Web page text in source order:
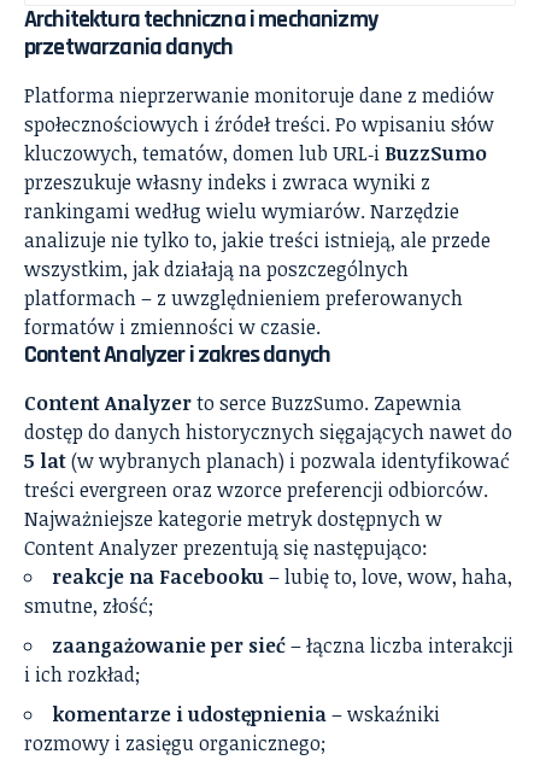
Architektura techniczna i mechanizmy
przetwarzania danych
Platforma nieprzerwanie monitoruje dane z mediów
społecznościowych i źródeł treści. Po wpisaniu słów
kluczowych, tematów, domen lub URL‑i BuzzSumo
przeszukuje własny indeks i zwraca wyniki z
rankingami według wielu wymiarów. Narzędzie
analizuje nie tylko to, jakie treści istnieją, ale przede
wszystkim, jak działają na poszczególnych
platformach – z uwzględnieniem preferowanych
formatów i zmienności w czasie.
Content Analyzer i zakres danych
Content Analyzerto serce BuzzSumo. Zapewnia
dostęp do danych historycznych sięgających nawet do
5 lat(w wybranych planach) i pozwala identyfikować
treści evergreen oraz wzorce preferencji odbiorców.
Najważniejsze kategorie metryk dostępnych w
Content Analyzer prezentują się następująco:
reakcje na Facebooku– lubię to, love, wow, haha,
smutne, złość;
zaangażowanie per sieć– łączna liczba interakcji
i ich rozkład;
komentarze i udostępnienia– wskaźniki
rozmowy i zasięgu organicznego;